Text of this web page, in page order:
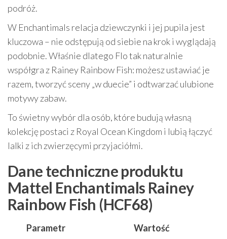
podróż.
W Enchantimals relacja dziewczynki i jej pupila jest
kluczowa – nie odstępują od siebie na krok i wyglądają
podobnie. Właśnie dlatego Flo tak naturalnie
współgra z Rainey Rainbow Fish: możesz ustawiać je
razem, tworzyć sceny „w duecie” i odtwarzać ulubione
motywy zabaw.
To świetny wybór dla osób, które budują własną
kolekcję postaci z Royal Ocean Kingdom i lubią łączyć
lalki z ich zwierzęcymi przyjaciółmi.
Dane techniczne produktu
Mattel Enchantimals Rainey
Rainbow Fish (HCF68)
Parametr Wartość